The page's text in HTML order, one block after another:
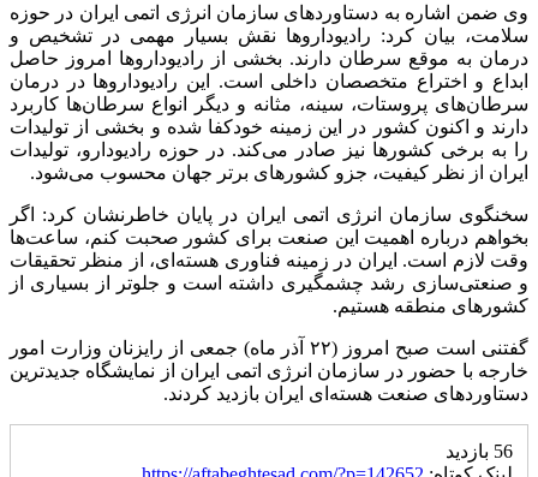
وی ضمن اشاره به دستاوردهای سازمان انرژی اتمی ایران در حوزه
سلامت، بیان کرد: رادیوداروها نقش بسیار مهمی در تشخیص و
درمان به موقع سرطان دارند. بخشی از رادیوداروها امروز حاصل
ابداع و اختراع متخصصان داخلی است. این رادیوداروها در درمان
سرطان‌های پروستات، سینه، مثانه و دیگر انواع سرطان‌ها کاربرد
دارند و اکنون کشور در این زمینه خودکفا شده و بخشی از تولیدات
را به برخی کشورها نیز صادر می‌کند. در حوزه رادیودارو، تولیدات
ایران از نظر کیفیت، جزو کشورهای برتر جهان محسوب می‌شود.
سخنگوی سازمان انرژی اتمی ایران در پایان خاطرنشان کرد: اگر
بخواهم درباره اهمیت این صنعت برای کشور صحبت کنم، ساعت‌ها
وقت لازم است. ایران در زمینه فناوری هسته‌ای، از منظر تحقیقات
و صنعتی‌سازی رشد چشمگیری داشته است و جلوتر از بسیاری از
کشورهای منطقه هستیم.
گفتنی است صبح امروز (۲۲ آذر ماه) جمعی از رایزنان وزارت امور
خارجه با حضور در سازمان انرژی اتمی ایران از نمایشگاه جدیدترین
دستاوردهای صنعت هسته‌ای ایران بازدید کردند.
56 بازدید